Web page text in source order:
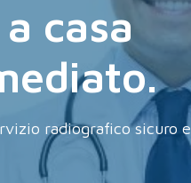
casa
radiografico sicuro e